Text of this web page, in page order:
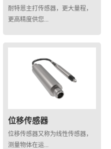
耐特恩主打传感器，更大量程，
更高精度供您...
位移传感器
位移传感器又称为线性传感器，
测量物体在运...